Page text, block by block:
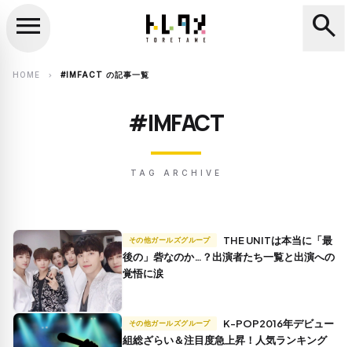
search
menu search
HOME chevron_right #IMFACT の記事一覧
#IMFACT
TAG ARCHIVE
その他ガールズグループ
後の」砦なのか…？出演者たち一覧と出演への
覚悟に涙
その他ガールズグループ
組総ざらい＆注目度急上昇！人気ランキング